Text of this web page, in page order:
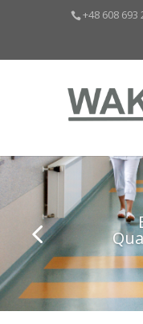
+48 608 693